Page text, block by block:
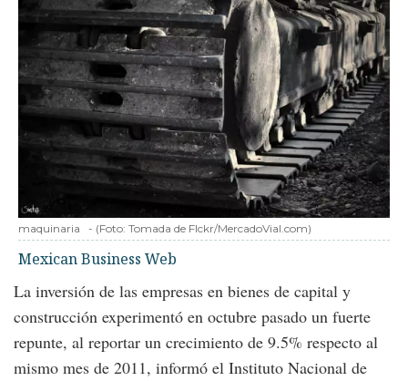
maquinaria - (Foto: Tomada de Flckr/MercadoVial.com)
Mexican Business Web
La inversión de las empresas en bienes de capital y
construcción experimentó en octubre pasado un fuerte
repunte, al reportar un crecimiento de 9.5% respecto al
mismo mes de 2011, informó el Instituto Nacional de